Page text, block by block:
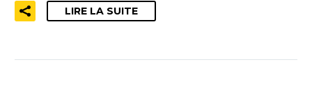
LIRE LA SUITE